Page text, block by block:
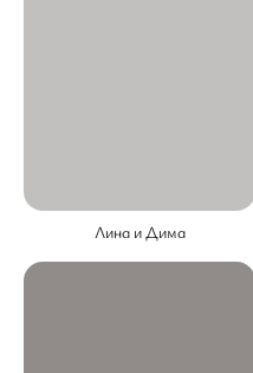
Лина и Дима